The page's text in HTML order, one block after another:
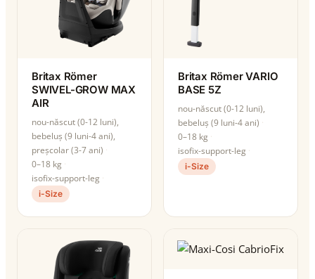
Britax Römer
SWIVEL-GROW MAX
AIR
nou-născut (0-12 luni),
bebeluș (9 luni-4 ani),
preșcolar (3-7 ani)
0–18 kg
isofix-support-leg
i-Size
Britax Römer VARIO
BASE 5Z
nou-născut (0-12 luni),
bebeluș (9 luni-4 ani)
0–18 kg
isofix-support-leg
i-Size